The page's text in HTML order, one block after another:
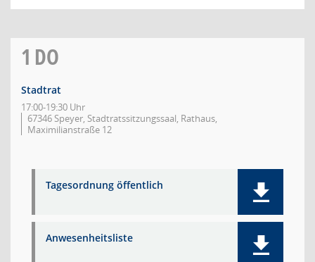
1 DO
Stadtrat
17:00-19:30 Uhr
67346 Speyer, Stadtratssitzungssaal, Rathaus,
Maximilianstraße 12
Tagesordnung öffentlich
Anwesenheitsliste